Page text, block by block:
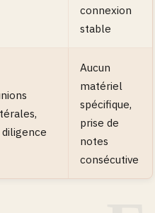
connexion
stable
diligence
Aucun
matériel
spécifique,
prise de
notes
consécutive